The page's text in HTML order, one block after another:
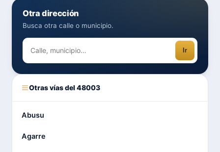
Otra dirección
Busca otra calle o municipio.
Ir
Otras vías del 48003
Abusu
Agarre